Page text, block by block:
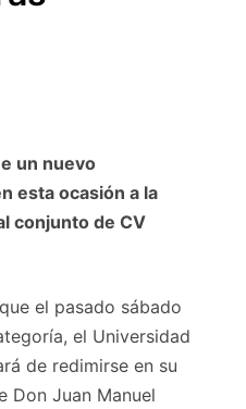
un nuevo
esta ocasión a la
conjunto de CV
el pasado sábado
el Universidad
de redimirse en su
Don Juan Manuel